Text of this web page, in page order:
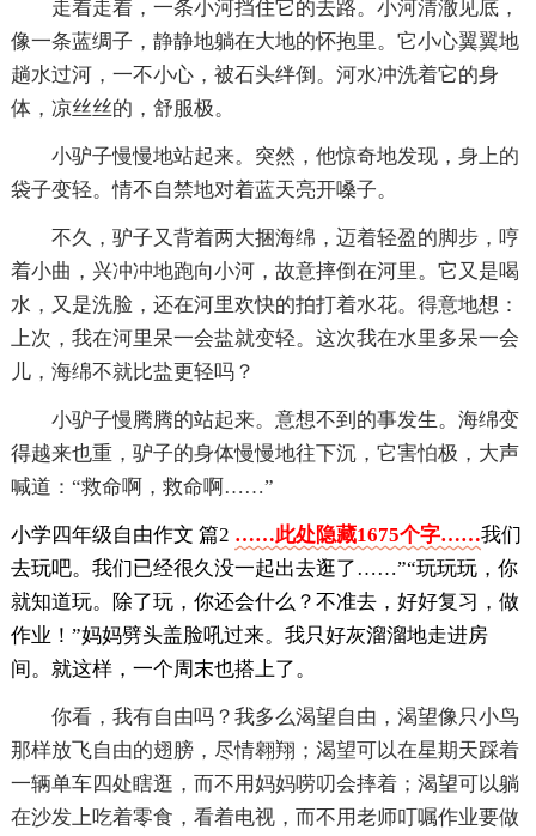
走着走着，一条小河挡住它的去路。小河清澈见底，
像一条蓝绸子，静静地躺在大地的怀抱里。它小心翼翼地
趟水过河，一不小心，被石头绊倒。河水冲洗着它的身
体，凉丝丝的，舒服极。
小驴子慢慢地站起来。突然，他惊奇地发现，身上的
袋子变轻。情不自禁地对着蓝天亮开嗓子。
不久，驴子又背着两大捆海绵，迈着轻盈的脚步，哼
着小曲，兴冲冲地跑向小河，故意摔倒在河里。它又是喝
水，又是洗脸，还在河里欢快的拍打着水花。得意地想：
上次，我在河里呆一会盐就变轻。这次我在水里多呆一会
儿，海绵不就比盐更轻吗？
小驴子慢腾腾的站起来。意想不到的事发生。海绵变
得越来也重，驴子的身体慢慢地往下沉，它害怕极，大声
喊道：“救命啊，救命啊……”
小学四年级自由作文 篇2 ……此处隐藏1675个字……我们
去玩吧。我们已经很久没一起出去逛了……”“玩玩玩，你
就知道玩。除了玩，你还会什么？不准去，好好复习，做
作业！”妈妈劈头盖脸吼过来。我只好灰溜溜地走进房
间。就这样，一个周末也搭上了。
你看，我有自由吗？我多么渴望自由，渴望像只小鸟
那样放飞自由的翅膀，尽情翱翔；渴望可以在星期天踩着
一辆单车四处瞎逛，而不用妈妈唠叨会摔着；渴望可以躺
在沙发上吃着零食，看着电视，而不用老师叮嘱作业要做